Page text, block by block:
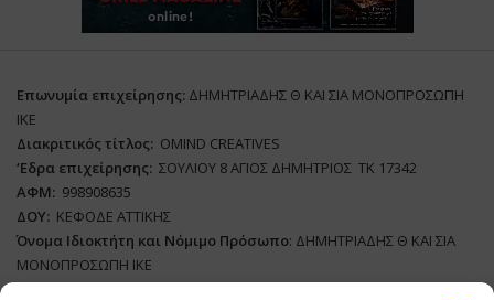
Επωνυμία επιχείρησης: ΔΗΜΗΤΡΙΑΔΗΣ Θ ΚΑΙ ΣΙΑ ΜΟΝΟΠΡΟΣΩΠΗ
ΙΚΕ
Διακριτικός τίτλος: ΟΜΙΝD CREATIVES
‘Eδρα επιχείρησης: ΣΟΥΛΙΟΥ 8 ΑΓΙΟΣ ΔΗΜΗΤΡΙΟΣ ΤΚ 17342
ΑΦΜ: 998908635
ΔΟΥ: ΚΕΦΟΔΕ ΑΤΤΙΚΗΣ
Όνομα Ιδιοκτήτη και Νόμιμο Πρόσωπο: ΔΗΜΗΤΡΙΑΔΗΣ Θ ΚΑΙ ΣΙΑ
ΜΟΝΟΠΡΟΣΩΠΗ ΙΚΕ